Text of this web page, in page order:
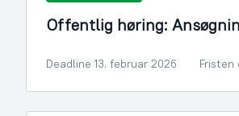
Offentlig høring:
Deadline 13. februar 2026 Fristen